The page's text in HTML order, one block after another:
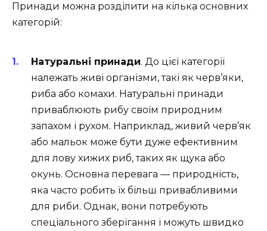
Принади можна розділити на кілька основних
категорій:
Натуральні принади. До цієї категорії
належать живі організми, такі як черв’яки,
риба або комахи. Натуральні принади
приваблюють рибу своїм природним
запахом і рухом. Наприклад, живий черв’як
або мальок може бути дуже ефективним
для лову хижих риб, таких як щука або
окунь. Основна перевага — природність,
яка часто робить їх більш привабливими
для риби. Однак, вони потребують
спеціального зберігання і можуть швидко